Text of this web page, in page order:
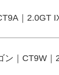
｜2.0GT
ン｜CT9W